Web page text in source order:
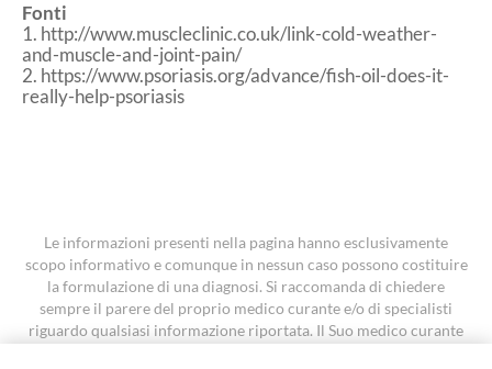
Fonti
1. http://www.muscleclinic.co.uk/link-cold-weather-
and-muscle-and-joint-pain/
2. https://www.psoriasis.org/advance/fish-oil-does-it-
really-help-psoriasis
Le informazioni presenti nella pagina hanno esclusivamente
scopo informativo e comunque in nessun caso possono costituire
la formulazione di una diagnosi. Si raccomanda di chiedere
sempre il parere del proprio medico curante e/o di specialisti
riguardo qualsiasi informazione riportata. Il Suo medico curante